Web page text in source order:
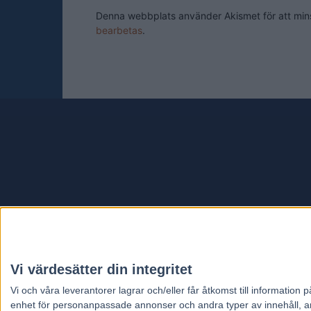
Vi värdesätter din integritet
Vi och våra leverantorer lagrar och/eller får åtkomst till information
enhet för personanpassade annonser och andra typer av innehåll,
Denna webbplats använder Akismet för att
bearbetas.